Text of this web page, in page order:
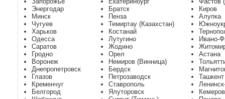
Энергодар
Минск
Чугуев
Харьков
Одесса
Саратов
Гродно
Воронеж
Днепропетровск
Глазов
Кременчуг
Белгород
Братск
Пенза
Темиртау (Казахстан)
Костанай
Лутугино
Жодино
Орел
Немиров (Винница)
Бердск
Петрозаводск
Ставрополь
Ялуторовск
Киров
Алупка
Ивано-
Астана
Ташкент